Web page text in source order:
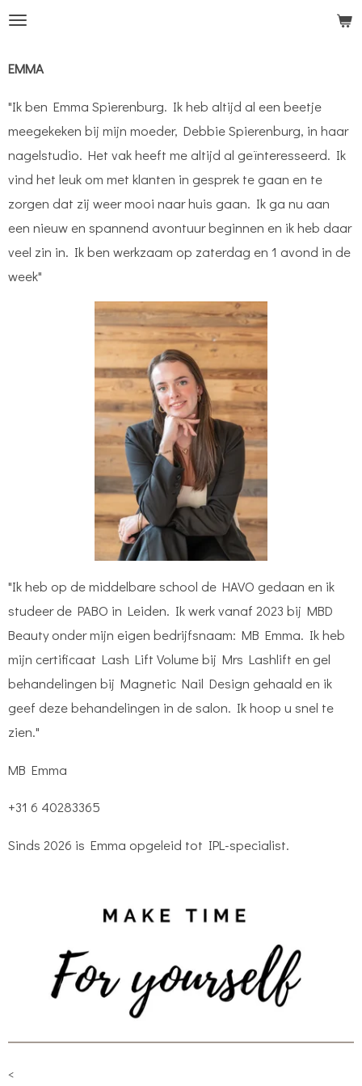
Ga
naar
hoofdinhoud
EMMA
"Ik ben Emma Spierenburg. Ik heb altijd al een beetje
meegekeken bij mijn moeder, Debbie Spierenburg, in haar
nagelstudio. Het vak heeft me altijd al geïnteresseerd. Ik
vind het leuk om met klanten in gesprek te gaan en te
zorgen dat zij weer mooi naar huis gaan. Ik ga nu aan
een nieuw en spannend avontuur beginnen en ik heb daar
veel zin in. Ik ben werkzaam op zaterdag en 1 avond in de
week"
"Ik heb op de middelbare school de HAVO gedaan en ik
studeer de PABO in Leiden. Ik werk vanaf 2023 bij MBD
Beauty onder mijn eigen bedrijfsnaam: MB Emma. Ik heb
mijn certificaat Lash Lift Volume bij Mrs Lashlift en gel
behandelingen bij Magnetic Nail Design gehaald en ik
geef deze behandelingen in de salon. Ik hoop u snel te
zien."
MB Emma
+31 6 40283365
Sinds 2026 is Emma opgeleid tot IPL-specialist.
<